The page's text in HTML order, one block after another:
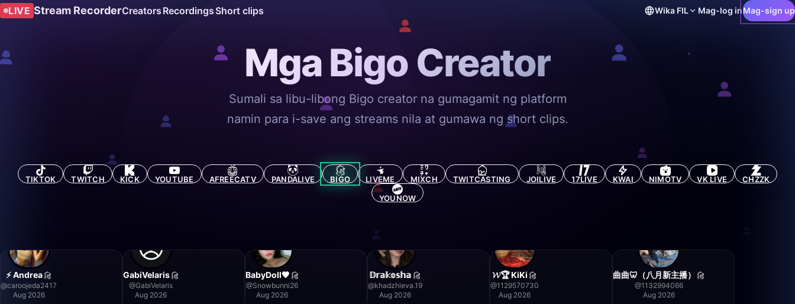
LIVE Stream RecorderCreators Recordings Short clips Wika FIL Mag-log inMag-sign up
Mga Bigo Creator
Sumali sa libu-libong Bigo creator na gumagamit ng platform
namin para i-save ang streams nila at gumawa ng short clips.
TIKTOK TWITCH KICK YOUTUBE AFREECATV PANDALIVE BIGO LIVEME MIXCH TWITCASTING JOILIVE 17LIVE KWAI NIMOTV VK LIVE
CHZZK
YOUNOW
⚡️ Andrea
@caroojeda2417
Aug 2026
GabiVelaris
@GabiVelaris
Aug 2026
BabyDoll🖤
@Snowbunni26
Aug 2026
𝔻𝕣𝕒𝕜𝕠𝕤𝕙𝕒
@khadzhieva.19
Aug 2026
𝓦🏆 KiKi
@1129570730
Aug 2026
曲曲🦷（八月新主播）
@1132994066
Aug 2026